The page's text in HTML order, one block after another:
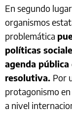
En segundo
organismos
problemática
políticas
agenda
resolutiva. Por
protagonismo
a nivel